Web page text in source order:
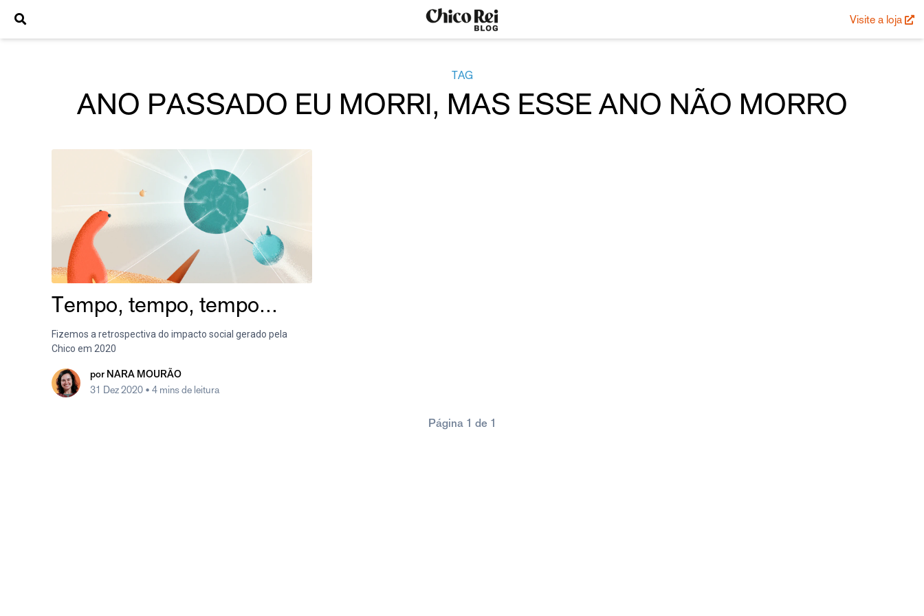
Visite a loja
TAG
ANO PASSADO EU MORRI, MAS ESSE ANO NÃO MORRO
Tempo, tempo, tempo...
Fizemos a retrospectiva do impacto social gerado pela
Chico em 2020
por NARA MOURÃO
31 Dez 2020 • 4 mins de leitura
Página 1 de 1